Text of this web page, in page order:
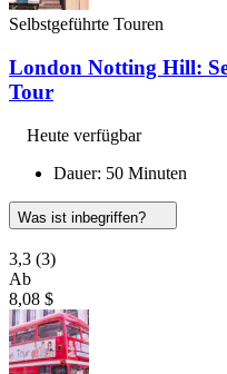
Selbstgeführte Touren
London Notting Hill:
Tour
Heute verfügbar
Dauer: 50 Minuten
Was ist inbegriffen?
3,3 (3)
Ab
8,08 $